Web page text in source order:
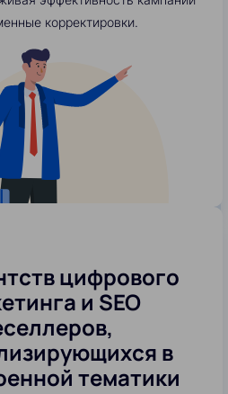
корректировки.
цифрового
и SEO
в
тематики